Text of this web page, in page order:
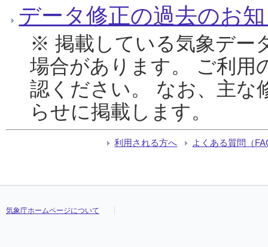
データ修正の過去のお
※ 掲載している気象デー
場合があります。 ご利用
認ください。 なお、主な
らせに掲載します。
利用される方へ よくある質問（
気象庁ホームページについて